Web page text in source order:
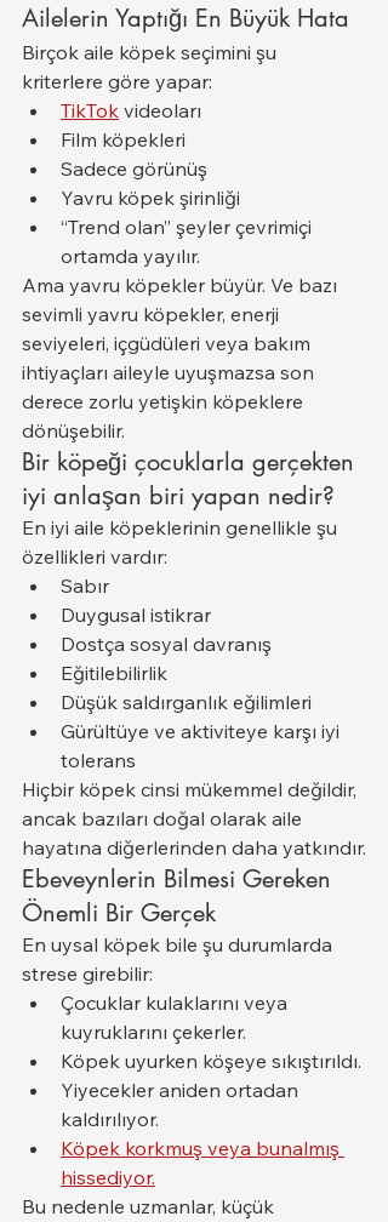
Ailelerin Yaptığı En Büyük Hata
Birçok aile köpek seçimini şu
kriterlere göre yapar:
TikTok videoları
Film köpekleri
Sadece görünüş
Yavru köpek şirinliği
“Trend olan” şeyler çevrimiçi
ortamda yayılır.
Ama yavru köpekler büyür. Ve bazı
sevimli yavru köpekler, enerji
seviyeleri, içgüdüleri veya bakım
ihtiyaçları aileyle uyuşmazsa son
derece zorlu yetişkin köpeklere
dönüşebilir.
Bir köpeği çocuklarla gerçekten
iyi anlaşan biri yapan nedir?
En iyi aile köpeklerinin genellikle şu
özellikleri vardır:
Sabır
Duygusal istikrar
Dostça sosyal davranış
Eğitilebilirlik
Düşük saldırganlık eğilimleri
Gürültüye ve aktiviteye karşı iyi
tolerans
Hiçbir köpek cinsi mükemmel değildir,
ancak bazıları doğal olarak aile
hayatına diğerlerinden daha yatkındır.
Ebeveynlerin Bilmesi Gereken
Önemli Bir Gerçek
En uysal köpek bile şu durumlarda
strese girebilir:
Çocuklar kulaklarını veya
kuyruklarını çekerler.
Köpek uyurken köşeye sıkıştırıldı.
Yiyecekler aniden ortadan
kaldırılıyor.
Köpek korkmuş veya bunalmış
hissediyor.
Bu nedenle uzmanlar, küçük